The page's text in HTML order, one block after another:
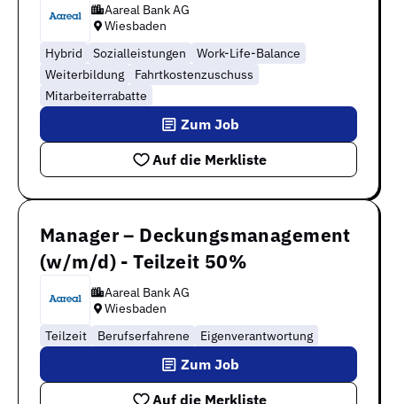
Aareal Bank AG
Wiesbaden
Hybrid
Sozialleistungen
Work-Life-Balance
Weiterbildung
Fahrtkostenzuschuss
Mitarbeiterrabatte
Auf die Merkliste
Zum Job
Manager – Deckungsmanagement
(w/m/d) - Teilzeit 50%
Aareal Bank AG
Wiesbaden
Teilzeit
Berufserfahrene Eigenverantwortung
Auf die Merkliste
Zum Job